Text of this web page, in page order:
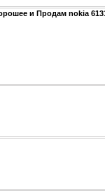
и Продам nokia